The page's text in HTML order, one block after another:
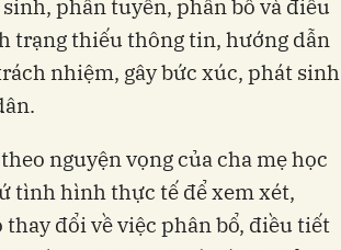
phân tuyến, phân bổ và điều
trạng thiếu thông tin, hướng dẫn
nhiệm, gây bức xúc, phát sinh
nguyện vọng của cha mẹ học
tình hình thực tế để xem xét,
đổi về việc phân bổ, điều tiết